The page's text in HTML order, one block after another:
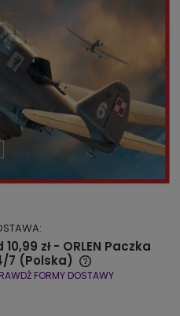
10,99 zł - ORLEN Paczka
7 (Polska)
kosztów płatności
FORMY DOSTAWY